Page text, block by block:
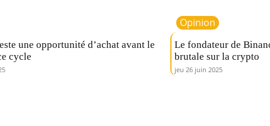
une opportunité d’achat avant le
cycle
Opinion
Le fondateur de
brutale sur la crypto
jeu 26 juin 2025